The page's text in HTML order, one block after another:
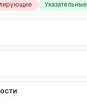
Указательные